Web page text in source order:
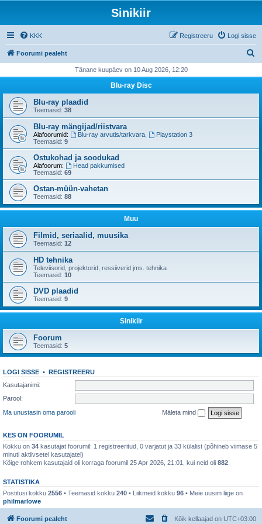
Sinikiir
KKK Logi sisse
Registreeru
Foorumi pealeht
i
Tänane kuupäev on 10 Aug 2026, 12:20
Blu-ray Disc
Blu-ray plaadid
Teemasid: 38
Blu-ray mängijad/riistvara
Alafoorumid: Blu-ray arvutis/tarkvara,
Playstation 3
Teemasid: 9
Ostukohad ja soodukad
Alafoorum:
Head pakkumised
Teemasid: 69
Ostan-müün-vahetan
Teemasid: 88
Muu
Filmid, seriaalid, muusika
Teemasid: 12
HD tehnika
Televiisorid, projektorid, ressiiverid jms. tehnika
Teemasid: 10
DVD plaadid
Teemasid: 9
Sinikiir
Foorum
Teemasid: 5
LOGI SISSE • REGISTREERU
Kasutajanimi:
Parool:
Ma unustasin oma parooli
Mäleta mind
KES ON FOORUMIL
Kokku on 34 kasutajat foorumil: 1 registreeritud, 0 varjatut ja 33 külalist (põhineb viimase 5
minuti aktiivsetel kasutajatel)
Kõige rohkem kasutajaid oli korraga foorumil 25 Apr 2026, 21:01, kui neid oli 882
STATISTIKA
Postitusi kokku 2556 • Teemasid kokku 240 • Liikmeid kokku 96 • Meie uusim liige on
philmarlowe
Foorumi pealeht Kõik kellaajad on UTC+03:00